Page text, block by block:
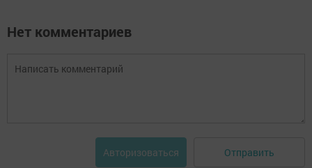
Нет комментариев
Авторизоваться Отправить